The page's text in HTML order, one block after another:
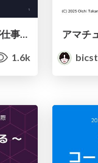
ランチの間に GitHub Copilot Agent が仕事を終わらせてくれた話
1.6k
アマチ